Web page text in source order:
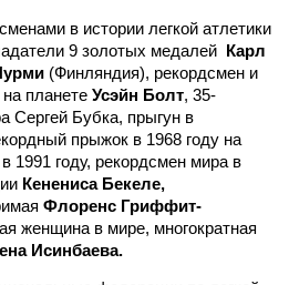
в истории легкой атлетики
9 золотых медалей Карл
(Финляндия), рекордсмен и
планете Усэйн Болт, 35-
Сергей Бубка, прыгун в
прыжок в 1968 году на
1991 году, рекордсмен мира в
Кенениса Бекеле,
Флоренс Гриффит-
женщина в мире, многократная
Исинбаева.